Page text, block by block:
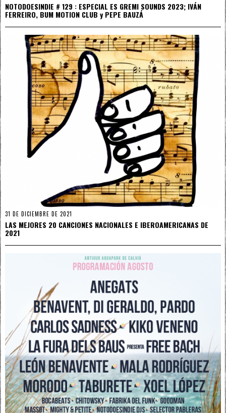
NOTODOESINDIE # 129 : ESPECIAL ES GREMI SOUNDS 2023; IVÁN
FERREIRO, BUM MOTION CLUB y PEPE BAUZÁ
31 DE DICIEMBRE DE 2021
LAS MEJORES 20 CANCIONES NACIONALES E IBEROAMERICANAS DE
2021